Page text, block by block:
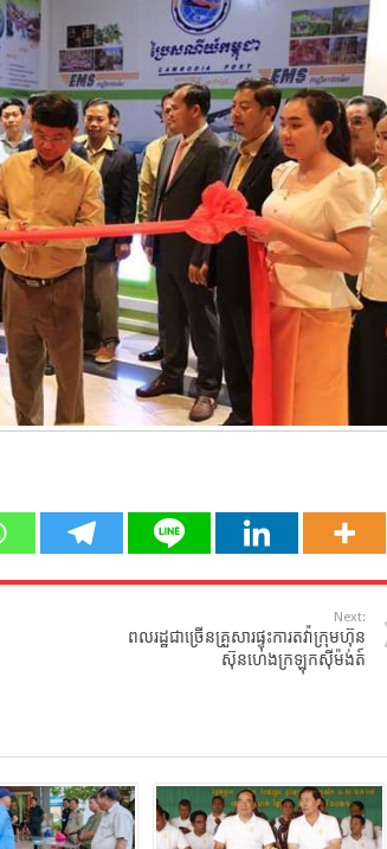
Next:
ពលរដ្ឋជាច្រើនគ្រួសារ​ផ្ទុះការតវ៉ា​ក្រុមហ៊ុន
ស៊ុនហេងក្រឡុកស៊ីម៉ង់ត៍​​